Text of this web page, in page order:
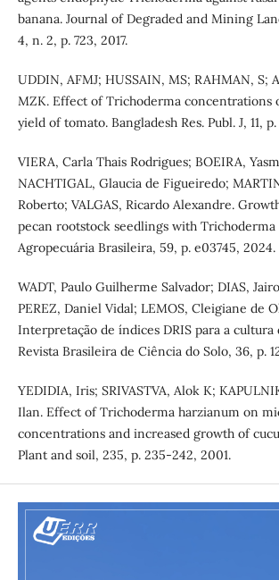
banana. Journal of Degraded and Mining
4, n. 2, p. 723, 2017.
UDDIN, AFMJ; HUSSAIN, MS; RAHMAN, S;
MZK. Effect of Trichoderma concentrations
yield of tomato. Bangladesh Res. Publ. J, 11,
VIERA, Carla Thais Rodrigues; BOEIRA,
NACHTIGAL, Glaucia de Figueiredo;
Roberto; VALGAS, Ricardo Alexandre.
pecan rootstock seedlings with Trichoderma
Agropecuária Brasileira, 59, p. e03745, 2024.
WADT, Paulo Guilherme Salvador; DIAS,
PEREZ, Daniel Vidal; LEMOS, Cleigiane de
Interpretação de índices DRIS para a cultura
Revista Brasileira de Ciência do Solo, 36, p.
YEDIDIA, Iris; SRIVASTVA, Alok K;
Ilan. Effect of Trichoderma harzianum on
concentrations and increased growth of
Plant and soil, 235, p. 235-242, 2001.